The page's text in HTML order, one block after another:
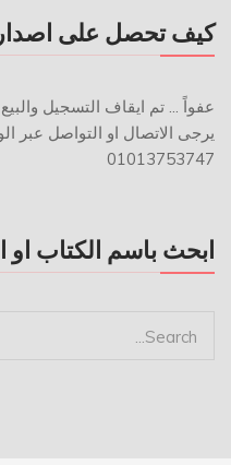
كيف تحصل على
عفواً ... تم ايقاف التسجيل
يرجى الاتصال او التواصل عبر
01013753747
ابحث باسم الكتاب او